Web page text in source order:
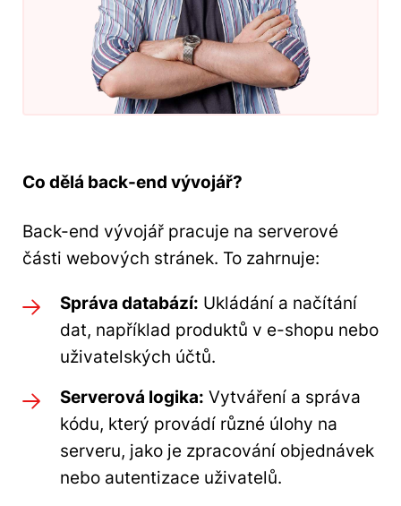
Co dělá back-end vývojář?
Back-end vývojář pracuje na serverové
části webových stránek. To zahrnuje:
Správa databází: Ukládání a načítání
dat, například produktů v e-shopu nebo
uživatelských účtů.
Serverová logika: Vytváření a správa
kódu, který provádí různé úlohy na
serveru, jako je zpracování objednávek
nebo autentizace uživatelů.